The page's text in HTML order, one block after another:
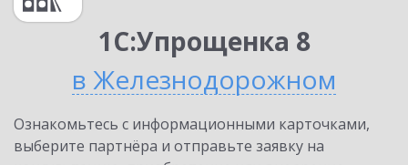
1С:Упрощенка 8
в Железнодорожном
Ознакомьтесь с информационными карточками,
выберите партнёра и отправьте заявку на